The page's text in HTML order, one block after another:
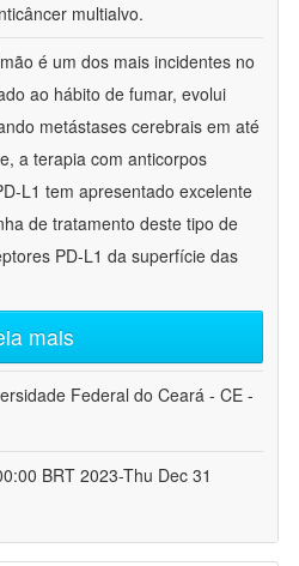
multialvo.
é um dos mais incidentes no
ao hábito de fumar, evolui
metástases cerebrais em até
a terapia com anticorpos
L1 tem apresentado excelente
de tratamento deste tipo de
PD-L1 da superfície das
mais
Federal do Ceará - CE -
BRT 2023-Thu Dec 31